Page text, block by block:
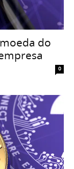
do
0